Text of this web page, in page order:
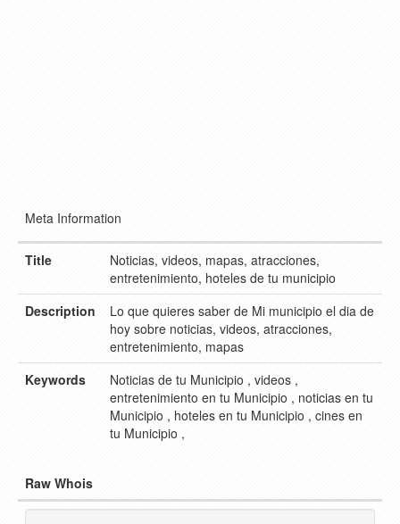
Meta Information
Title
Noticias, videos, mapas, atracciones,
entretenimiento, hoteles de tu municipio
Description
Lo que quieres saber de Mi municipio el dia de
hoy sobre noticias, videos, atracciones,
entretenimiento, mapas
Keywords
Noticias de tu Municipio , videos ,
entretenimiento en tu Municipio , noticias en tu
Municipio , hoteles en tu Municipio , cines en
tu Municipio ,
Raw Whois